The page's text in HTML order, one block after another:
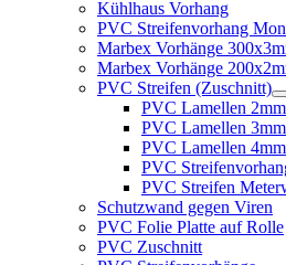
Kühlhaus Vorhang
PVC Streifenvorhang
Marbex Vorhänge
Marbex Vorhänge
PVC Streifen (Zuschnitt)
PVC Lamellen 2mm
PVC Lamellen 3mm
PVC Lamellen 4mm
PVC
PVC Streifen
Schutzwand gegen Viren
PVC Folie Platte auf Rolle
PVC Zuschnitt